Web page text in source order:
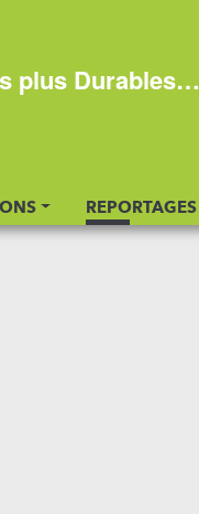
plus Durables…
REPORTAGES